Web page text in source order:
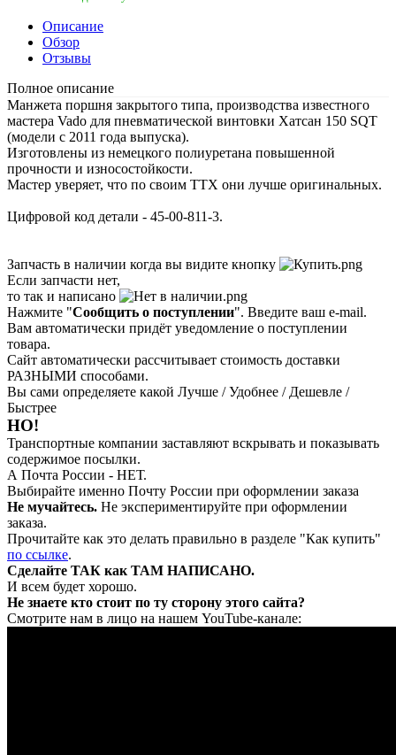
Описание
Обзор
Отзывы
Полное описание
Манжета поршня закрытого типа, производства известного
мастера Vado для пневматической винтовки Хатсан 150 SQT
(модели с 2011 года выпуска).
Изготовлены из немецкого полиуретана повышенной
прочности и износостойкости.
Мастер уверяет, что по своим ТТХ они лучше оригинальных.
Цифровой код детали - 45-00-811-3.
Запчасть в наличии когда вы видите кнопку
Если запчасти нет,
то так и написано
Нажмите "Сообщить о поступлении". Введите ваш e-mail.
Вам автоматически придёт уведомление о поступлении
товара.
Сайт автоматически рассчитывает стоимость доставки
РАЗНЫМИ способами.
Вы сами определяете какой Лучше / Удобнее / Дешевле /
Быстрее
НО!
Транспортные компании заставляют вскрывать и показывать
содержимое посылки.
А Почта России - НЕТ.
Выбирайте именно Почту России при оформлении заказа
Не мучайтесь. Не экспериментируйте при оформлении
заказа.
Прочитайте как это делать правильно в разделе "Как купить"
по ссылке.
Сделайте ТАК как ТАМ НАПИСАНО.
И всем будет хорошо.
Не знаете кто стоит по ту сторону этого сайта?
Смотрите нам в лицо на нашем YouTube-канале: